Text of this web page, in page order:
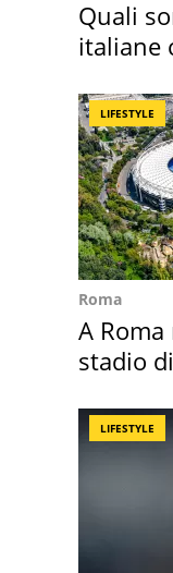
Quali
italiane
LIFESTYLE
Roma
A
stadio
LIFESTYLE